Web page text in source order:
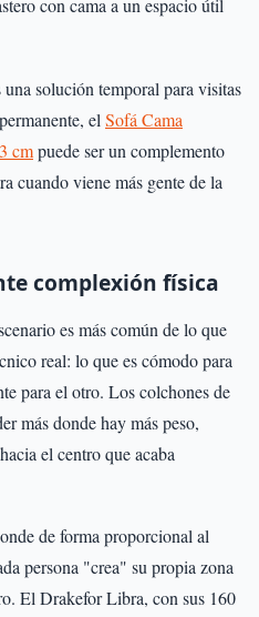
con cama a un espacio útil
solución temporal para visitas
el Sofá Cama
cmpuede ser un complemento
cuando viene más gente de la
complexión física
es más común de lo que
real: lo que es cómodo para
para el otro. Los colchones de
más donde hay más peso,
el centro que acaba
de forma proporcional al
persona "crea" su propia zona
El Drakefor Libra, con sus 160